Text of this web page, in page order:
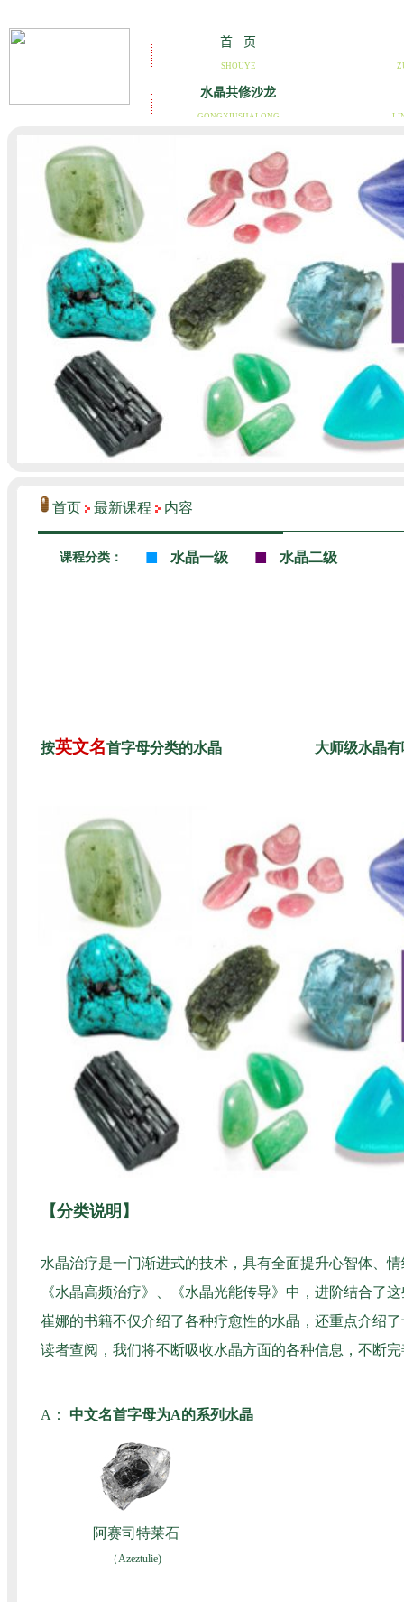
首页 最新课程 内容
课程分类： ■ 水晶一级 ■ 水晶二级
按英文名首字母分类的水晶 大师级水晶
【分类说明】
水晶治疗是一门渐进式的技术，具有全面提升心智体、
《水晶高频治疗》、《水晶光能传导》中，进阶结合了
崔娜的书籍不仅介绍了各种疗愈性的水晶，还重点介绍
读者查阅，我们将不断吸收水晶方面的各种信息，不断
A： 中文名首字母为A的系列水晶
阿赛司特莱石
（Azeztulie)